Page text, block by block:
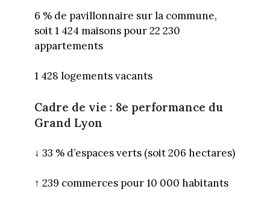
6 % de pavillonnaire sur la commune,
soit 1 424 maisons pour 22 230
appartements
1 428 logements vacants
Cadre de vie : 8e performance du
Grand Lyon
↓ 33 % d’espaces verts (soit 206 hectares)
↑ 239 commerces pour 10 000 habitants